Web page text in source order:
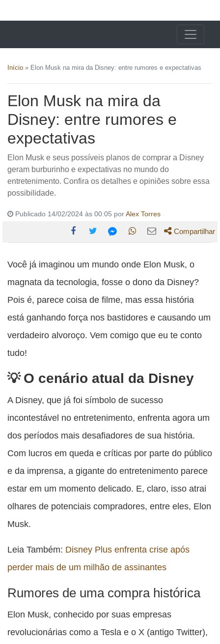
Início » Elon Musk na mira da Disney: entre rumores e expectativas
Elon Musk na mira da
Disney: entre rumores e
expectativas
Elon Musk e seus possíveis planos de comprar a Disney
geram burburinho e expectativas no mundo do
entretenimento. Confira os detalhes e opiniões sobre essa
possibilidade.
Publicado 14/02/2024 às 00:05 porAlex Torres
esta
publicação
esta
publicação
esta
publicação
esta
publicação
esta
publicação
Compartilhar
Você já imaginou um mundo onde Elon Musk, o
magnata da tecnologia, fosse o dono da Disney?
Pois é, parece coisa de filme, mas essa história
está ganhando força nos bastidores e causando um
verdadeiro alvoroço. Vem comigo que eu te conto
tudo!
O cenário atual da Disney
A Disney, que já foi símbolo de sucesso
incontestável no entretenimento, enfrenta agora um
dos períodos mais desafiadores de sua história.
Com lucros em queda e críticas por parte do público
e da imprensa, a gigante do entretenimento parece
estar em um momento delicado. E, claro, isso atrai
olhares de potenciais compradores, entre eles, Elon
Musk.
Leia Também: Disney Plus enfrenta crise após
perder mais de um milhão de assinantes
Rumores de uma compra histórica
Elon Musk, conhecido por suas empresas
revolucionárias como a Tesla e o X (antigo Twitter),